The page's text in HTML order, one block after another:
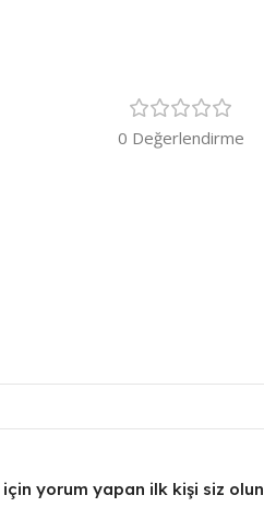
0 Değerlendirme
için yorum yapan ilk kişi siz olun